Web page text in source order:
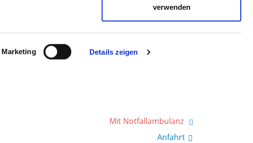
Marketing Details zeigen
verwenden
Mit Notfallambulanz
Anfahrt